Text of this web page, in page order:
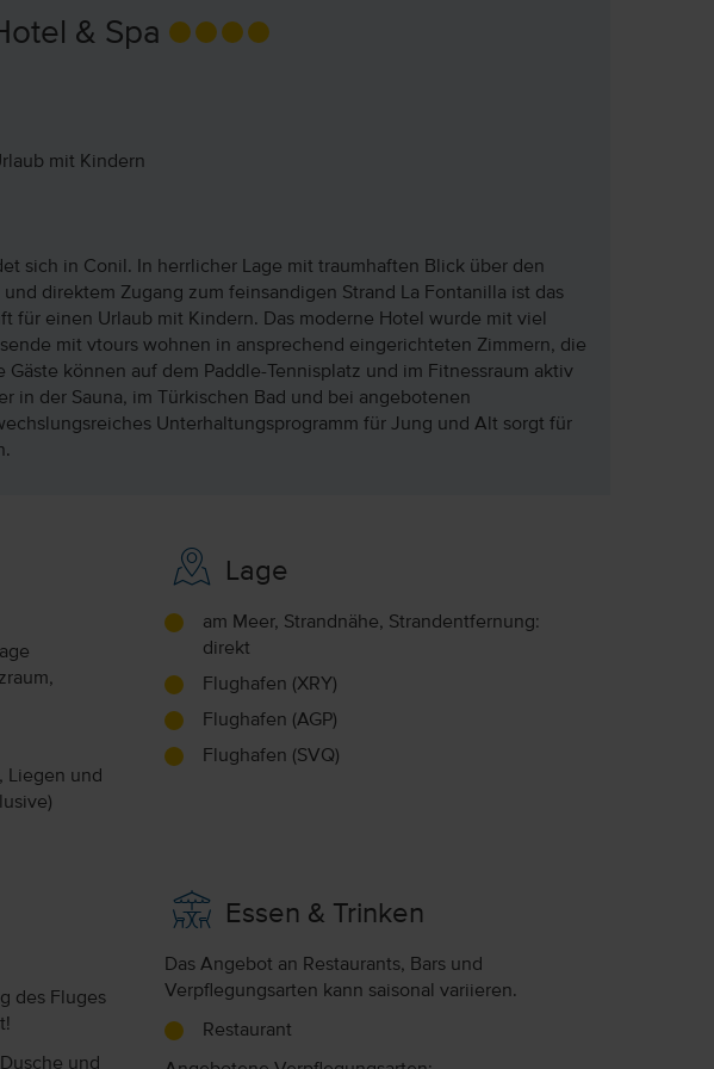
& Spa
mit Kindern
sich in Conil. In herrlicher Lage mit traumhaften Blick über den
direktem Zugang zum feinsandigen Strand La Fontanilla ist das
für einen Urlaub mit Kindern. Das moderne Hotel wurde mit viel
mit vtours wohnen in ansprechend eingerichteten Zimmern, die
können auf dem Paddle-Tennisplatz und im Fitnessraum aktiv
in der Sauna, im Türkischen Bad und bei angebotenen
Unterhaltungsprogramm für Jung und Alt sorgt für
Liegen und
Lage
am Meer, Strandnähe, Strandentfernung:
direkt
Flughafen (XRY)
Flughafen (AGP)
Flughafen (SVQ)
des Fluges
und
Essen & Trinken
Das Angebot an Restaurants, Bars und
Verpflegungsarten kann saisonal variieren.
Restaurant